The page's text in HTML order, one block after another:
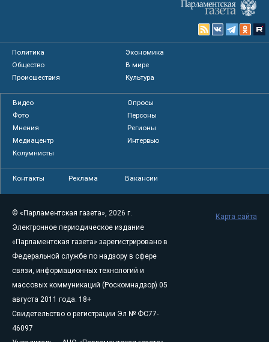
Политика
Экономика
Общество
В мире
Происшествия
Культура
Видео
Опросы
Фото
Персоны
Мнения
Регионы
Медиацентр
Интервью
Колумнисты
Контакты Реклама Вакансии
© «Парламентская газета», 2026 г.
Электронное периодическое издание
«Парламентская газета» зарегистрировано в
Федеральной службе по надзору в сфере
связи, информационных технологий и
массовых коммуникаций (Роскомнадзор) 05
августа 2011 года. 18+
Свидетельство о регистрации Эл № ФС77-
46097
Карта сайта